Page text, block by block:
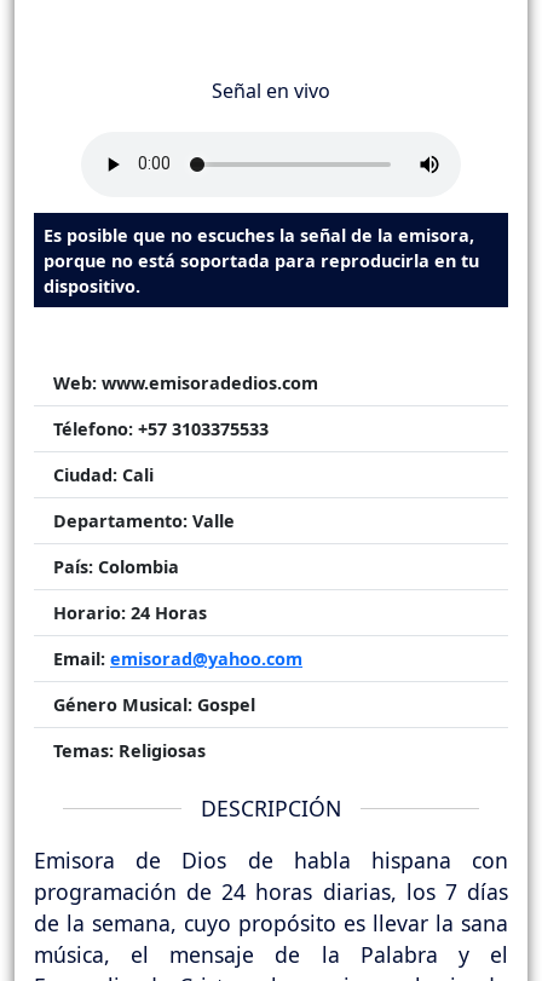
Señal en vivo
Es posible que no escuches la señal de la emisora,
porque no está soportada para reproducirla en tu
dispositivo.
Web: www.emisoradedios.com
Télefono: +57 3103375533
Ciudad: Cali
Departamento: Valle
País: Colombia
Horario: 24 Horas
Email: emisorad@yahoo.com
Género Musical: Gospel
Temas: Religiosas
DESCRIPCIÓN
Emisora de Dios de habla hispana con
programación de 24 horas diarias, los 7 días
de la semana, cuyo propósito es llevar la sana
música, el mensaje de la Palabra y el